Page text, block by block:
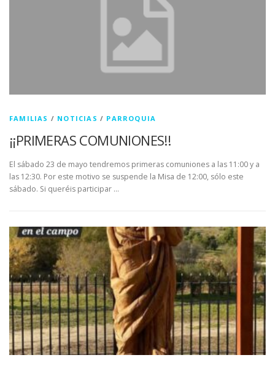
FAMILIAS / NOTICIAS / PARROQUIA
¡¡PRIMERAS COMUNIONES!!
El sábado 23 de mayo tendremos primeras comuniones a las 11:00 y a
las 12:30. Por este motivo se suspende la Misa de 12:00, sólo este
sábado. Si queréis participar …